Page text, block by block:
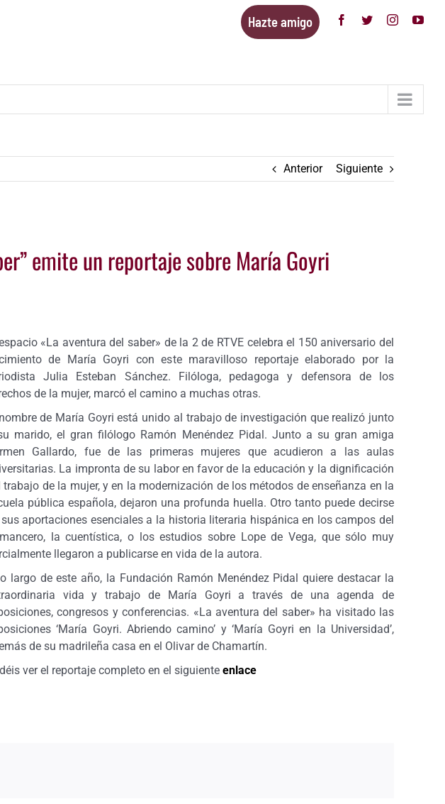
Hazte amigo Facebook
TwitterInstagram
Anterior Siguiente
emite un reportaje sobre María Goyri
«La aventura del saber» de la 2 de RTVE celebra el 150 aniversario del
de María Goyri con este maravilloso reportaje elaborado por la
Julia Esteban Sánchez. Filóloga, pedagoga y defensora de los
de la mujer, marcó el camino a muchas otras.
de María Goyri está unido al trabajo de investigación que realizó junto
marido, el gran filólogo Ramón Menéndez Pidal. Junto a su gran amiga
Gallardo, fue de las primeras mujeres que acudieron a las aulas
La impronta de su labor en favor de la educación y la dignificación
trabajo de la mujer, y en la modernización de los métodos de enseñanza en la
pública española, dejaron una profunda huella. Otro tanto puede decirse
aportaciones esenciales a la historia literaria hispánica en los campos del
la cuentística, o los estudios sobre Lope de Vega, que sólo muy
llegaron a publicarse en vida de la autora.
largo de este año, la Fundación Ramón Menéndez Pidal quiere destacar la
vida y trabajo de María Goyri a través de una agenda de
congresos y conferencias. «La aventura del saber» ha visitado las
‘María Goyri. Abriendo camino’ y ‘María Goyri en la Universidad’,
de su madrileña casa en el Olivar de Chamartín.
ver el reportaje completo en el siguiente enlace